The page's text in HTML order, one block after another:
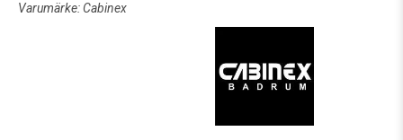
Varumärke: Cabinex